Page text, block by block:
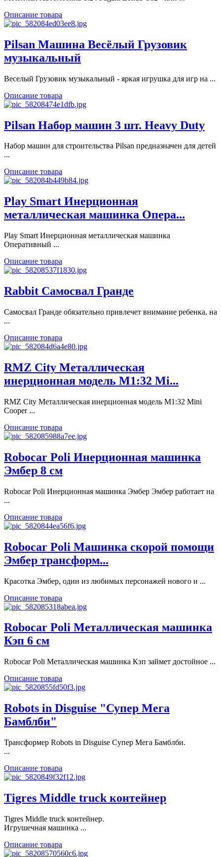
Описание товара
Pilsan Машина Весёлый Грузовик
музыкальный
Веселый Грузовик музыкальный - яркая игрушка для игр на ...
Описание товара
Pilsan Набор машин 3 шт. Heavy Duty
Набор машин для строительства Pilsan предназначен для детей
...
Описание товара
Play Smart Инерционная
металлическая машинка Опера...
Play Smart Инерционная металлическая машинка
Оперативный ...
Описание товара
Rabbit Самосвал Гранде
Самосвал Гранде обязательно привлечет внимание ребенка, на
...
Описание товара
RMZ City Металлическая
инерционная модель М1:32 Mi...
RMZ City Металлическая инерционная модель М1:32 Mini
Cooper ...
Описание товара
Robocar Poli Инерционная машинка
Эмбер 8 см
Robocar Poli Инерционная машинка Эмбер Эмбер работает на
...
Описание товара
Robocar Poli Машинка скорой помощи
Эмбер трансформ...
Красотка Эмбер, один из любимых персонажей нового и ...
Описание товара
Robocar Poli Металлическая машинка
Кэп 6 см
Robocar Poli Металлическая машинка Кэп займет достойное ...
Описание товара
Robots in Disguise "Супер Мега
Бамблби"
Трансформер Robots in Disguise Супер Мега Бамблби.
...
Описание товара
Tigres Middle truck контейнер
Tigres Middle truck контейнер.
Игрушечная машинка ...
Описание товара